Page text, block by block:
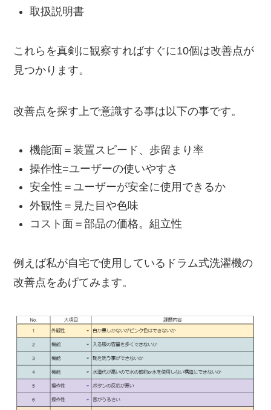
取扱説明書
これらを真剣に観察すればすぐに10個は改善点が
見つかります。
改善点を探す上で意識する事は以下の事です。
機能面＝装置スピード、歩留まり率
操作性=ユーザーの使いやすさ
安全性＝ユーザーが安全に使用できるか
外観性＝見た目や色味
コスト面＝部品の価格。組立性
例えば私が自宅で使用しているドラム式洗濯機の
改善点をあげてみます。